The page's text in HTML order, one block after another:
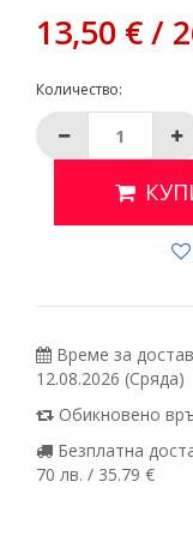
13,50 € /
Количество:
Време за
12.08.2026 (Сряда)
Обикновено
Безплатна
70 лв. / 35.79 €